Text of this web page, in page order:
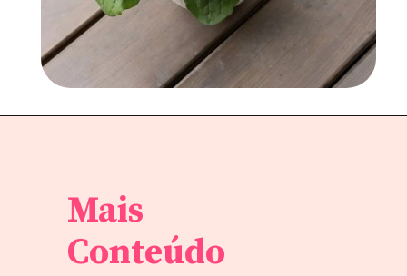
Mais
Conteúdo